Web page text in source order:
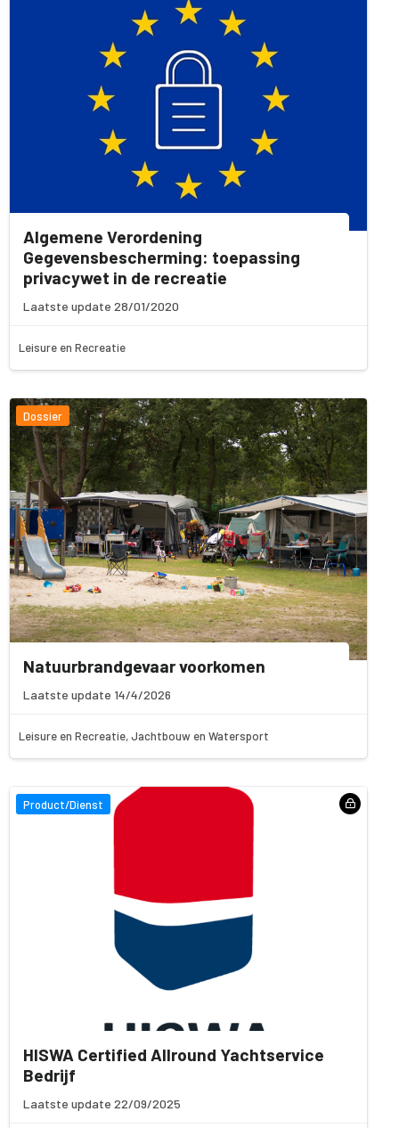
Algemene Verordening
Gegevensbescherming: toepassing
privacywet in de recreatie
Laatste update 28/01/2020
Leisure en Recreatie
Dossier
Natuurbrandgevaar voorkomen
Laatste update 14/4/2026
Leisure en Recreatie, Jachtbouw en Watersport
Product/Dienst
HISWA Certified Allround Yachtservice
Bedrijf
Laatste update 22/09/2025